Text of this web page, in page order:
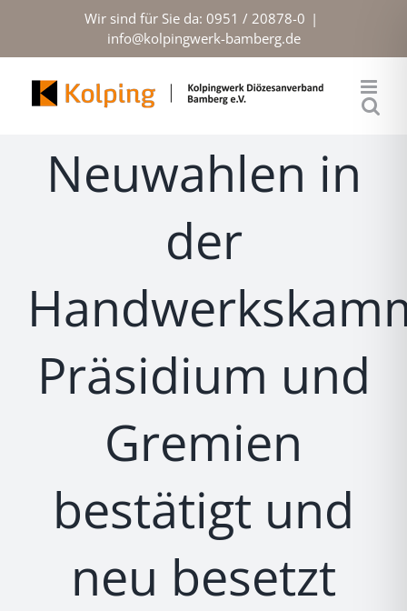
springen
Wir sind für Sie da: 0951 / 20878-0 |
info@kolpingwerk-bamberg.de
Neuwahlen in
der
Präsidium und
Gremien
bestätigt und
neu besetzt